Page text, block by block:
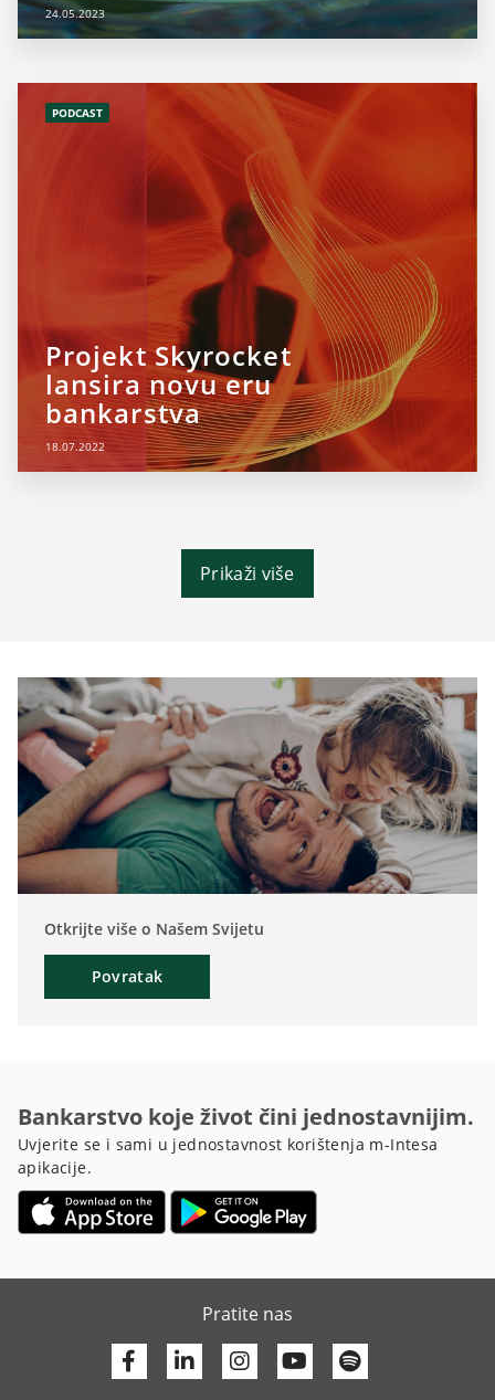
24.05.2023
PODCAST
Projekt Skyrocket
lansira novu eru
bankarstva
18.07.2022
Prikaži više
Otkrijte više o Našem Svijetu
Povratak
Bankarstvo koje život čini jednostavnijim.
Uvjerite se i sami u jednostavnost korištenja m-Intesa
apikacije.
Pratite nas
Facebook
Linkedin Youtube